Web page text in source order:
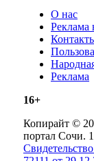
О нас
Реклама
Реклама
16+
Копирайт ©
портал Сочи.